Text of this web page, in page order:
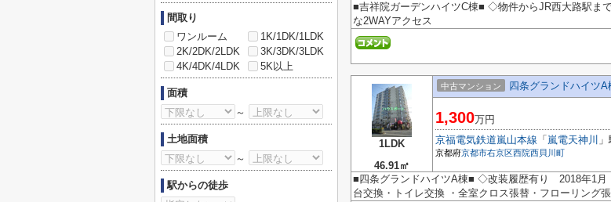
■吉祥院ガーデンハイツC棟■ ◇物件からJR西大路駅ま
な2WAYアクセス
1LDK
46.91㎡
中古マンション 四条グランドハイツA
1,300万円
京福電気鉄道嵐山本線 「 嵐電天神川
京都府京都市右京区西院西貝川町
■四条グランドハイツA棟■ ◇改装履歴有り 2018年1月
台交換・トイレ交換 ・全室クロス張替・フローリング
間取り
ワンルーム
1K/1DK/1LDK
2K/2DK/2LDK
3K/3DK/3LDK
4K/4DK/4LDK
5K以上
面積
～
土地面積
～
駅からの徒歩